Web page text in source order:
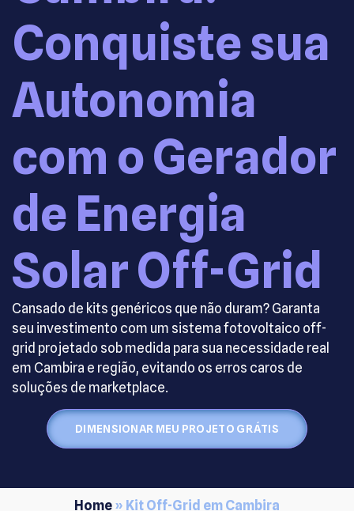
Conquiste sua
Autonomia
com o Gerador
de Energia
Solar Off-Grid
Cansado de kits genéricos que não duram? Garanta
seu investimento com um sistema fotovoltaico off-
grid projetado sob medida para sua necessidade real
em Cambira e região, evitando os erros caros de
soluções de marketplace.
DIMENSIONAR MEU PROJETO GRÁTIS
Home » Kit Off-Grid em Cambira